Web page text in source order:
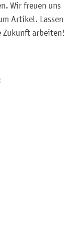
Wir freuen uns
Artikel. Lassen
Zukunft arbeiten!